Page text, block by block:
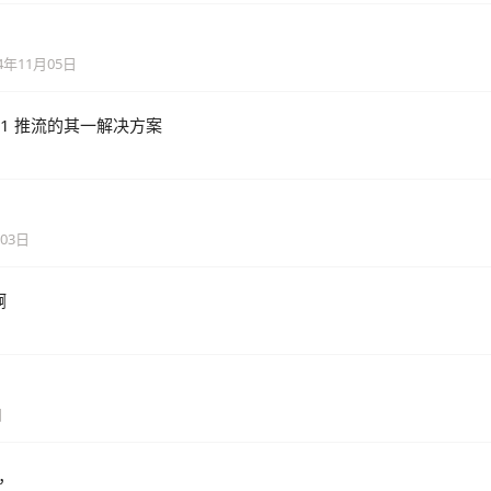
11月05日
推流的其一解决方案
日